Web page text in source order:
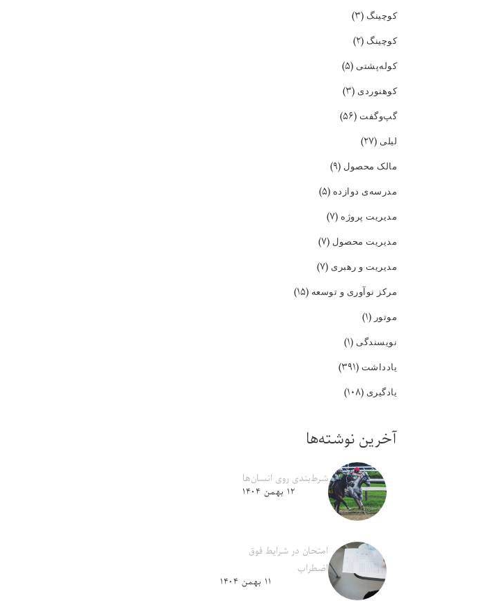
کوچینگ (۳)
کوچینگ (۲)
کوله‌پشتی (۵)
کوهنوردی (۳)
گپ‌و‌گفت (۵۶)
لیلی (۲۷)
مالک محصول (۹)
مدرسه‌ی دوازده (۵)
مدیریت پروژه (۷)
مدیریت محصول (۷)
مدیریت و رهبری (۷)
مرکز نوآوری و توسعه (۱۵)
موتور(۱)
نویسندگی (۱)
یادداشت (۳۹۱)
یادگیری (۱۰۸)
آخرین نوشته‌ها
شرط‌بندی روی انسان‌ها
۱۲ بهمن ۱۴۰۴
امتحان در شرایط فوق
اضطراب
۱۱ بهمن ۱۴۰۴